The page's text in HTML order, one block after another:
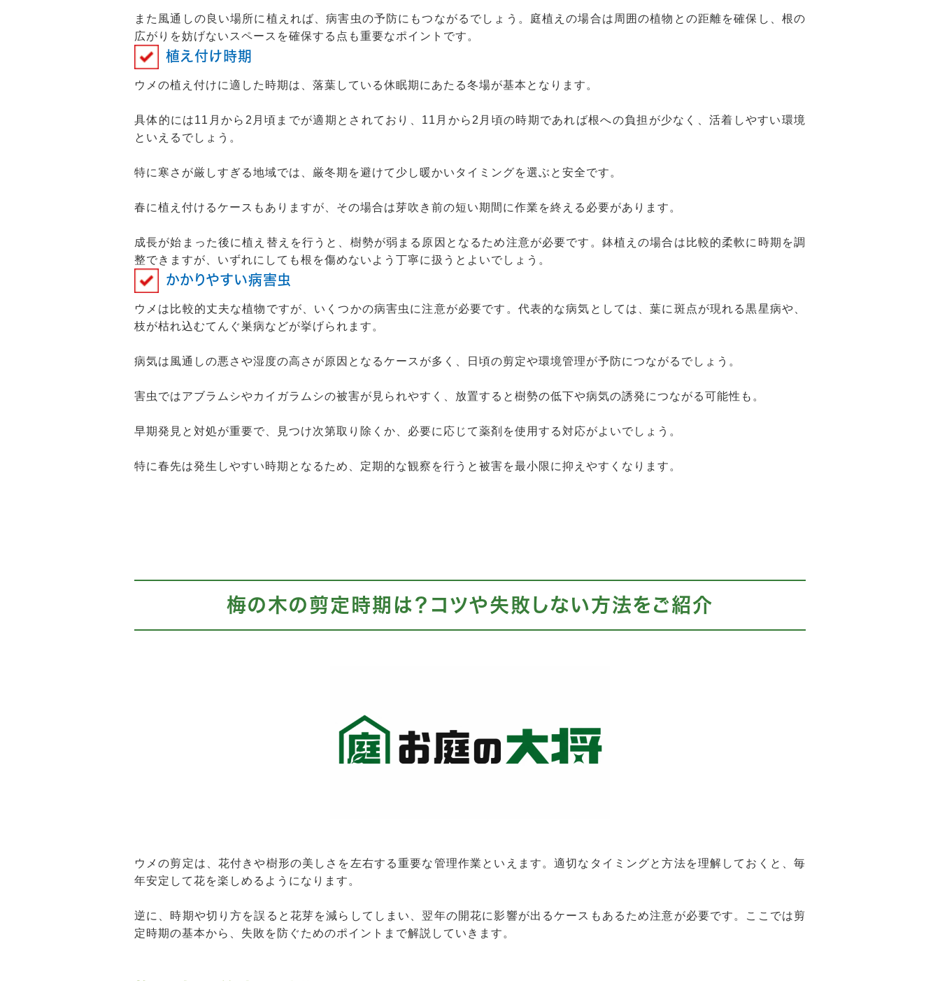
また風通しの良い場所に植えれば、病害虫の予防にもつながるでしょう。庭植えの場合は周囲の植物との距離を確保し、根の
広がりを妨げないスペースを確保する点も重要なポイントです。
植え付け時期
ウメの植え付けに適した時期は、落葉している休眠期にあたる冬場が基本となります。
具体的には11月から2月頃までが適期とされており、11月から2月頃の時期であれば根への負担が少なく、活着しやすい環境
といえるでしょう。
特に寒さが厳しすぎる地域では、厳冬期を避けて少し暖かいタイミングを選ぶと安全です。
春に植え付けるケースもありますが、その場合は芽吹き前の短い期間に作業を終える必要があります。
成長が始まった後に植え替えを行うと、樹勢が弱まる原因となるため注意が必要です。鉢植えの場合は比較的柔軟に時期を調
整できますが、いずれにしても根を傷めないよう丁寧に扱うとよいでしょう。
かかりやすい病害虫
ウメは比較的丈夫な植物ですが、いくつかの病害虫に注意が必要です。代表的な病気としては、葉に斑点が現れる黒星病や、
枝が枯れ込むてんぐ巣病などが挙げられます。
病気は風通しの悪さや湿度の高さが原因となるケースが多く、日頃の剪定や環境管理が予防につながるでしょう。
害虫ではアブラムシやカイガラムシの被害が見られやすく、放置すると樹勢の低下や病気の誘発につながる可能性も。
早期発見と対処が重要で、見つけ次第取り除くか、必要に応じて薬剤を使用する対応がよいでしょう。
特に春先は発生しやすい時期となるため、定期的な観察を行うと被害を最小限に抑えやすくなります。
梅の木の剪定時期は？コツや失敗しない方法をご紹介
ウメの剪定は、花付きや樹形の美しさを左右する重要な管理作業といえます。適切なタイミングと方法を理解しておくと、毎
年安定して花を楽しめるようになります。
逆に、時期や切り方を誤ると花芽を減らしてしまい、翌年の開花に影響が出るケースもあるため注意が必要です。ここでは剪
定時期の基本から、失敗を防ぐためのポイントまで解説していきます。